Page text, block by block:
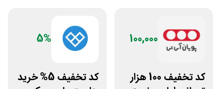
100,000
کد تخفیف 100 هزار
5%
کد تخفیف 5% خرید